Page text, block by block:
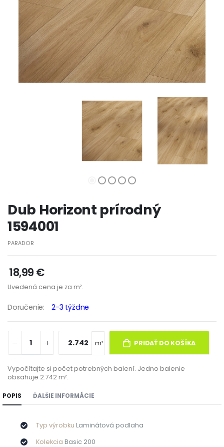
Dub Horizont prírodný
1594001
PARADOR
18,99 €
Uvedená cena je za m².
doručenie: 2-3 týždne
m² PRIDAŤ DO KOŠÍKA
Vypočítajte si počet potrebných balení. Jedno balenie
obsahuje 2.742 m².
POPIS ĎALŠIE INFORMÁCIE
Typ výrobku Laminátová podlaha
Kolekcia Basic 200